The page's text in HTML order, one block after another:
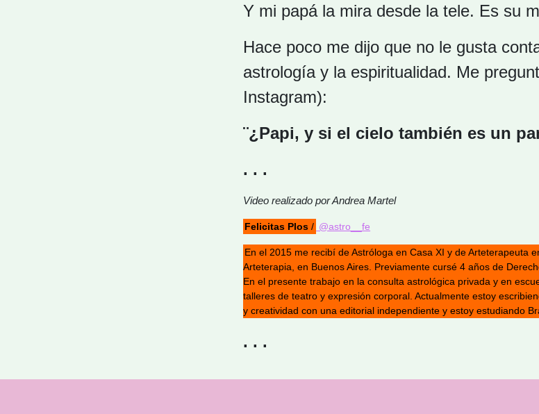
Y mi papá la mira desde la tele. Es su
Hace poco me dijo que no le gusta
astrología y la espiritualidad. Me
Instagram):
¨¿Papi, y si el cielo también es un
. . .
Video realizado por Andrea Martel
Felicitas Plos / @astro__fe
En el 2015 me recibí de Astróloga en Casa XI y de Arteterapeuta
Arteterapia, en Buenos Aires. Previamente cursé 4 años de
En el presente trabajo en la consulta astrológica privada y en
talleres de teatro y expresión corporal. Actualmente estoy
y creatividad con una editorial independiente y estoy estudiando
. . .